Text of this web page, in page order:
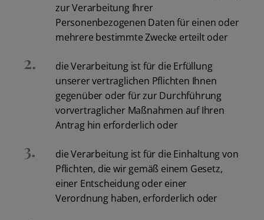
zur Verarbeitung Ihrer
Personenbezogenen Daten für einen oder
mehrere bestimmte Zwecke erteilt oder
die Verarbeitung ist für die Erfüllung
unserer vertraglichen Pflichten Ihnen
gegenüber oder für zur Durchführung
vorvertraglicher Maßnahmen auf Ihren
Antrag hin erforderlich oder
die Verarbeitung ist für die Einhaltung von
Pflichten, die wir gemäß einem Gesetz,
einer Entscheidung oder einer
Verordnung haben, erforderlich oder